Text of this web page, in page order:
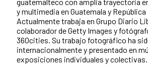
y multimedia en Guatemala y
Actualmente trabaja en Grupo Diario
colaborador de Getty Images y
360cities. Su trabajo fotográfico ha
internacionalmente y presentado en
exposiciones individuales y colectivas.